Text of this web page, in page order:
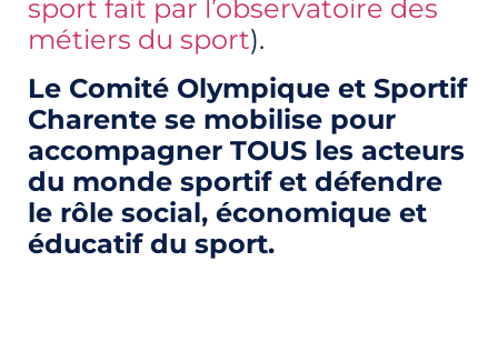
sport fait par l’observatoire des
métiers du sport).
Le Comité Olympique et Sportif
Charente se mobilise pour
accompagner TOUS les acteurs
du monde sportif et défendre
le rôle social, économique et
éducatif du sport.